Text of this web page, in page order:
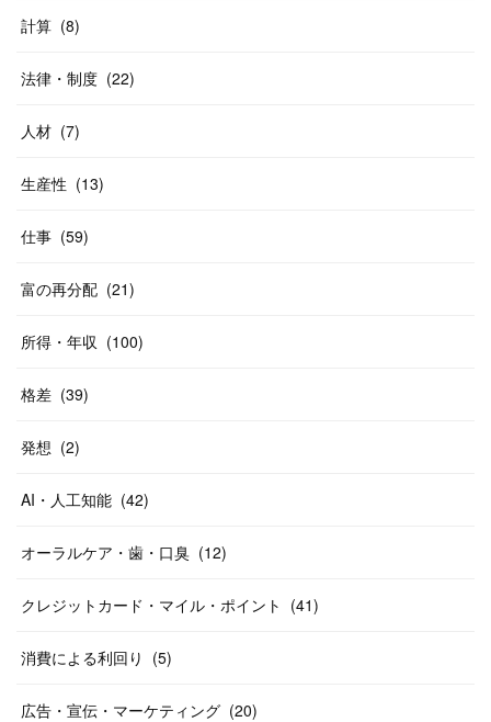
計算 (8)
法律・制度 (22)
人材 (7)
生産性 (13)
仕事 (59)
富の再分配 (21)
所得・年収 (100)
格差 (39)
発想 (2)
AI・人工知能 (42)
オーラルケア・歯・口臭 (12)
クレジットカード・マイル・ポイント (41)
消費による利回り (5)
広告・宣伝・マーケティング (20)